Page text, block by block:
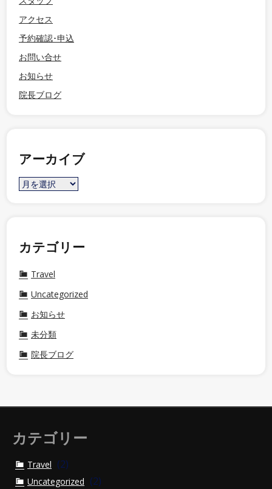
アクセス
予約確認･申込
お問い合せ
お知らせ
院長ブログ
アーカイブ
カテゴリー
Travel
Uncategorized
お知らせ
未分類
院長ブログ
カテゴリー
Travel (2)
Uncategorized (2)